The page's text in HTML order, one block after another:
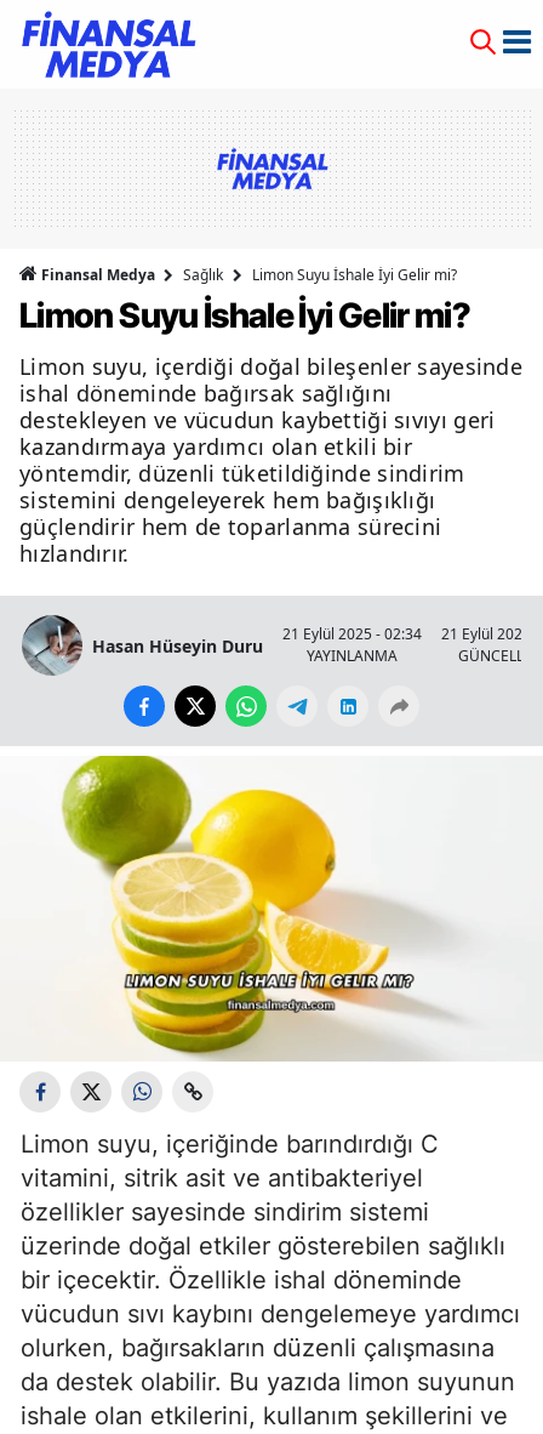
Finansal Medya Sağlık Limon Suyu İshale İyi Gelir mi?
Limon Suyu İshale İyi Gelir mi?
Limon suyu, içerdiği doğal bileşenler sayesinde
ishal döneminde bağırsak sağlığını
destekleyen ve vücudun kaybettiği sıvıyı geri
kazandırmaya yardımcı olan etkili bir
yöntemdir, düzenli tüketildiğinde sindirim
sistemini dengeleyerek hem bağışıklığı
güçlendirir hem de toparlanma sürecini
hızlandırır.
Hasan Hüseyin Duru
21 Eylül 2025 - 02:34
YAYINLANMA
21 Eylül 2025
Limon suyu, içeriğinde barındırdığı C
vitamini, sitrik asit ve antibakteriyel
özellikler sayesinde sindirim sistemi
üzerinde doğal etkiler gösterebilen sağlıklı
bir içecektir. Özellikle ishal döneminde
vücudun sıvı kaybını dengelemeye yardımcı
olurken, bağırsakların düzenli çalışmasına
da destek olabilir. Bu yazıda limon suyunun
ishale olan etkilerini, kullanım şekillerini ve